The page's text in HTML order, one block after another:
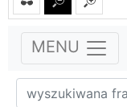
MENU